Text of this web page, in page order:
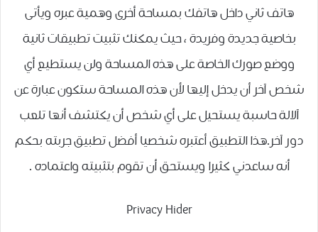
هاتف ثاني داخل هاتفك بمساحة أخرى وهمية عبره ويأتى
بخاصية جديدة وفريدة ، حيث يمكنك تثبيت تطبيقات ثانية
ووضع صورك الخاصة على هذه المساحة ولن يستطيع أي
شخص آخر أن يدخل إليها لأن هذه المساحة ستكون عبارة عن
آلالة حاسبة يستحيل على أي شخص أن يكتشف أنها تلعب
دور آخر.هذا التطبيق أعتبره شخصيا أفضل تطبيق جربته بحكم
أنه ساعدني كثيرا ويستحق أن تقوم بتثبيته واعتماده .
Privacy Hider